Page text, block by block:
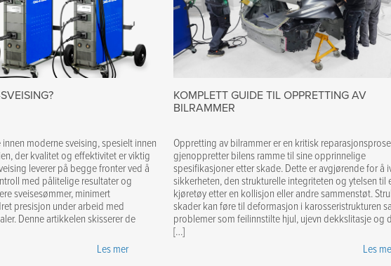
moderne sveising, spesielt innen
der kvalitet og effektivitet er viktig
leverer på begge fronter ved å
med pålitelige resultater og
sveisesømmer, minimert
presisjon under arbeid med
Denne artikkelen skisserer de
Les mer
KOMPLETT GUIDE TIL OPPRETTING AV
BILRAMMER
Oppretting av bilrammer er en kritisk
gjenoppretter bilens ramme til sine opprinnelige
spesifikasjoner etter skade. Dette er avgjørende for å
sikkerheten, den strukturelle integriteten og ytelsen til
kjøretøy etter en kollisjon eller andre sammenstøt.
skader kan føre til deformasjon i karosseristrukturen
problemer som feilinnstilte hjul, ujevn dekkslitasje og
[…]
Les